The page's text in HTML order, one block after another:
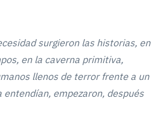
surgieron las historias, en
en la caverna primitiva,
llenos de terror frente a un
entendían, empezaron, después